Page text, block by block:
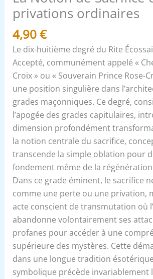
privations ordinaires
4,90€
Le dix-huitième degré du Rite
Accepté, communément appelé «
Croix » ou « Souverain Prince Rose-
une position singulière dans
grades maçonniques. Ce degré,
l’apogée des grades capitulaires,
dimension profondément
la notion centrale du sacrifice,
transcende la simple oblation pour
fondement même de la
Dans ce grade éminent, le sacrifice
comme une perte ou une privation,
acte conscient de transmutation où
abandonne volontairement ses
profanes pour accéder à une
supérieure des mystères. Cette
dans une longue tradition
symbolique précède invariablement